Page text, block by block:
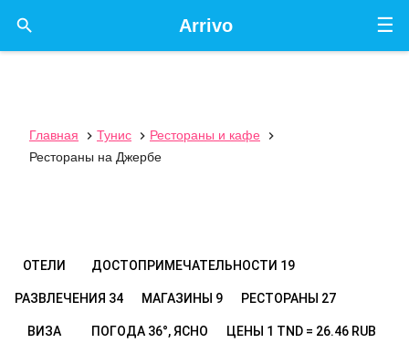
☰
Arrivo

Главная  Тунис  Рестораны и кафе

Рестораны на Джербе
ОТЕЛИ ДОСТОПРИМЕЧАТЕЛЬНОСТИ 19
РАЗВЛЕЧЕНИЯ 34 МАГАЗИНЫ 9 РЕСТОРАНЫ 27
ВИЗА ПОГОДА 36°, ЯСНО ЦЕНЫ 1 TND = 26.46 RUB